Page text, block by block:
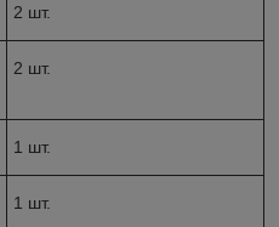
2 шт.
2 шт.
1 шт.
1 шт.